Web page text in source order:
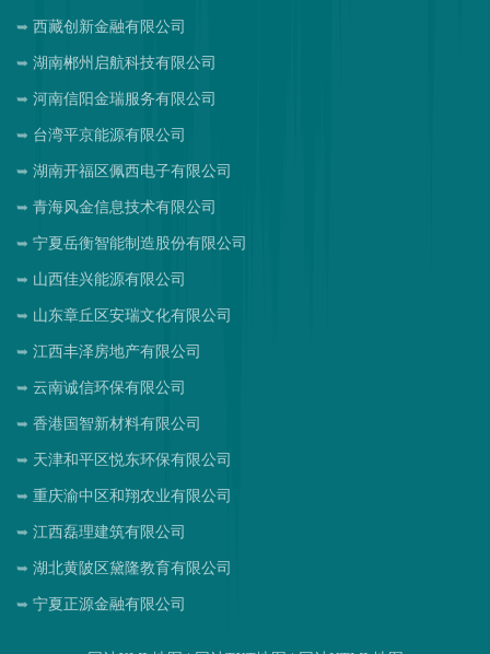
西藏创新金融有限公司
湖南郴州启航科技有限公司
河南信阳金瑞服务有限公司
台湾平京能源有限公司
湖南开福区佩西电子有限公司
青海风金信息技术有限公司
宁夏岳衡智能制造股份有限公司
山西佳兴能源有限公司
山东章丘区安瑞文化有限公司
江西丰泽房地产有限公司
云南诚信环保有限公司
香港国智新材料有限公司
天津和平区悦东环保有限公司
重庆渝中区和翔农业有限公司
江西磊理建筑有限公司
湖北黄陂区黛隆教育有限公司
宁夏正源金融有限公司